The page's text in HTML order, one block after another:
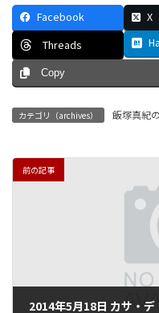
Facebook X
Threads
Copy
カテゴリ（archives） 飯塚真紀
前の記事
2014年5月18日 カサ・デ